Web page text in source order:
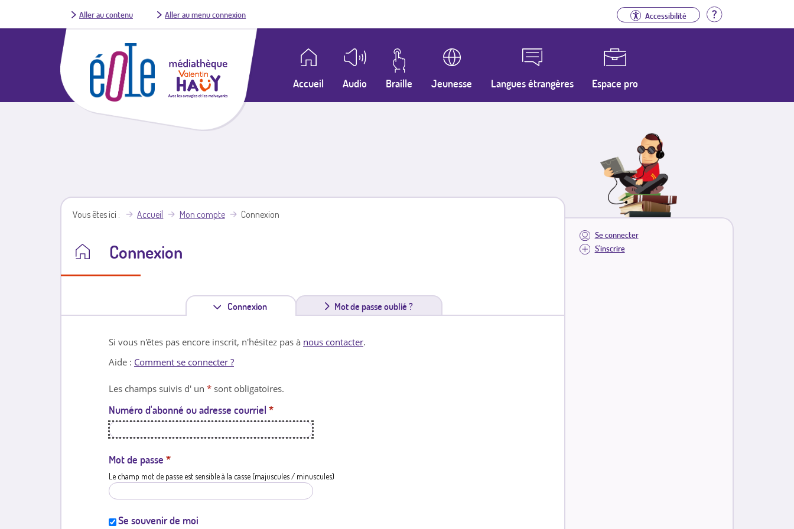
Aller au contenu Aller au menu connexion Accessibilité Aide
Accueil Audio Braille Jeunesse Langues étrangères Espace pro
Se connecter
S'inscrire
Vous êtes ici Accueil Mon compte Connexion
Connexion
Connexion
n
l
e
Mot de passe oublié ?
Si vous n'êtes pas encore inscrit, n'hésitez pas à nous contacter.
Aide : Comment se connecter ?
Les champs suivis d' un * sont obligatoires.
Numéro d'abonné ou adresse courriel *
Mot de passe *
Le champ mot de passe est sensible à la casse (majuscules / minuscules)
Se souvenir de moi